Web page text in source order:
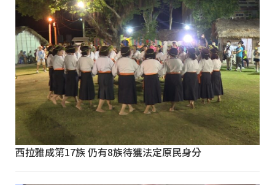
西拉雅成第17族 仍有8族待獲法定原民身分